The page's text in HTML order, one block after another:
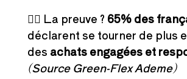
👉🏻 La preuve ? 65% des
déclarent se tourner de plus
des achats engagées et
(Source Green-Flex Ademe)